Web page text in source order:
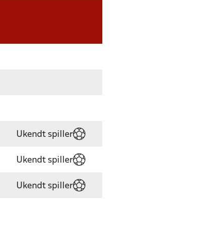
Ukendt spiller
Ukendt spiller
Ukendt spiller